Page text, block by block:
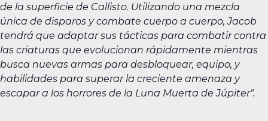
de la superficie de Callisto. Utilizando una mezcla
única de disparos y combate cuerpo a cuerpo, Jacob
tendrá que adaptar sus tácticas para combatir contra
las criaturas que evolucionan rápidamente mientras
busca nuevas armas para desbloquear, equipo, y
habilidades para superar la creciente amenaza y
escapar a los horrores de la Luna Muerta de Júpiter".